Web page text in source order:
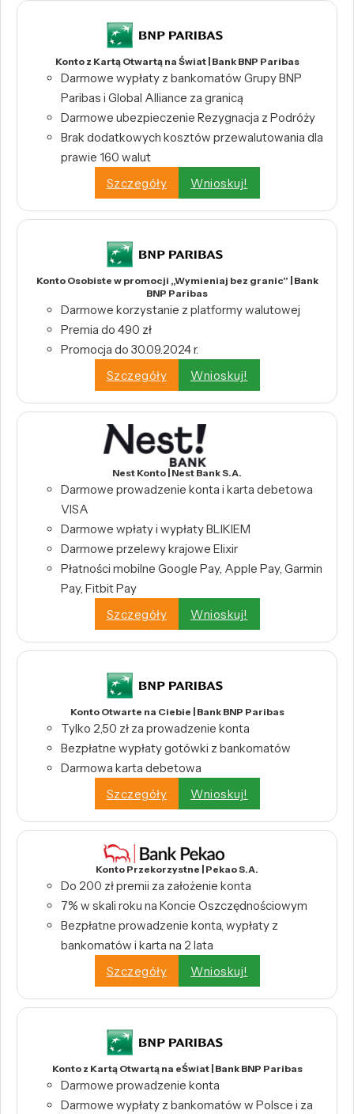
Konto z Kartą Otwartą na Świat | Bank BNP Paribas
Darmowe wypłaty z bankomatów Grupy BNP
Paribas i Global Alliance za granicą
Darmowe ubezpieczenie Rezygnacja z Podróży
Brak dodatkowych kosztów przewalutowania dla
prawie 160 walut
Szczegóły
Wnioskuj!
Konto Osobiste w promocji „Wymieniaj bez granic” | Bank
BNP Paribas
Darmowe korzystanie z platformy walutowej
Premia do 490 zł
Promocja do 30.09.2024 r.
Szczegóły
Wnioskuj!
Nest Konto | Nest Bank S.A.
Darmowe prowadzenie konta i karta debetowa
VISA
Darmowe wpłaty i wypłaty BLIKIEM
Darmowe przelewy krajowe Elixir
Płatności mobilne Google Pay, Apple Pay, Garmin
Pay, Fitbit Pay
Szczegóły
Wnioskuj!
Konto Otwarte na Ciebie | Bank BNP Paribas
Tylko 2,50 zł za prowadzenie konta
Bezpłatne wypłaty gotówki z bankomatów
Darmowa karta debetowa
Szczegóły
Wnioskuj!
Konto Przekorzystne | Pekao S.A.
Do 200 zł premii za założenie konta
7% w skali roku na Koncie Oszczędnościowym
Bezpłatne prowadzenie konta, wypłaty z
bankomatów i karta na 2 lata
Szczegóły
Wnioskuj!
Konto z Kartą Otwartą na eŚwiat | Bank BNP Paribas
Darmowe prowadzenie konta
Darmowe wypłaty z bankomatów w Polsce i za